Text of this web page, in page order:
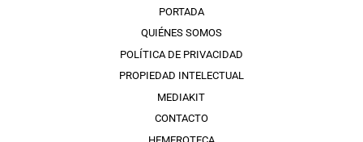
PORTADA
QUIÉNES SOMOS
POLÍTICA DE PRIVACIDAD
PROPIEDAD INTELECTUAL
MEDIAKIT
CONTACTO